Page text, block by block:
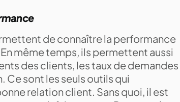
de connaître la performance
même temps, ils permettent aussi
des clients, les taux de demandes
Ce sont les seuls outils qui
relation client. Sans quoi, il est